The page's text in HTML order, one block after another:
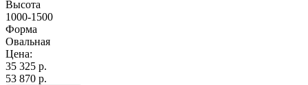
Высота
1000-1500
Форма
Овальная
Цена:
35 325 р.
53 870 р.